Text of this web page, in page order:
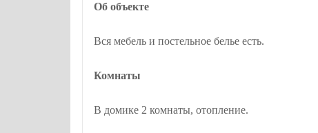
Об объекте
Вся мебель и постельное белье есть.
Комнаты
В домике 2 комнаты, отопление.